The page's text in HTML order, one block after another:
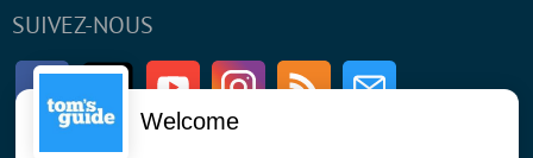
SUIVEZ-NOUS
FacebookTwitter Youtube InstagramRSS Newsletter
Welcome